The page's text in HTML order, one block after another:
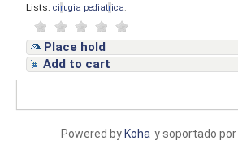
Lists: cirugia pediatrica
Place hold
Add to cart
y soportado por
Powered by Koha